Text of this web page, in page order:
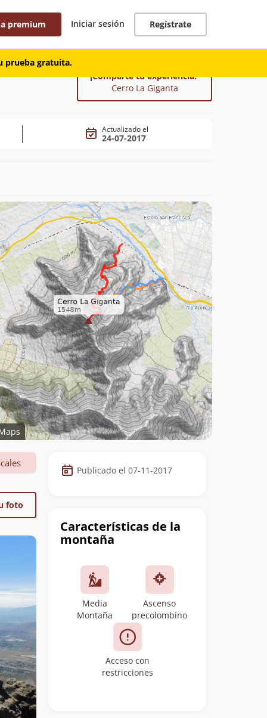
premium Iniciar sesión Regístrate
prueba gratuita.
¡Comparte tu experiencia!
Cerro La Giganta
Actualizado el
24-07-2017
Datos
de
cumbre
Publicado el 07-11-2017
Características de la
montaña
Media
Montaña
Ascenso
precolombino
Acceso con
restricciones
foto